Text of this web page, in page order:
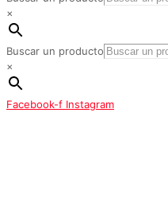
×
Buscar un producto
×
Facebook-f Instagram